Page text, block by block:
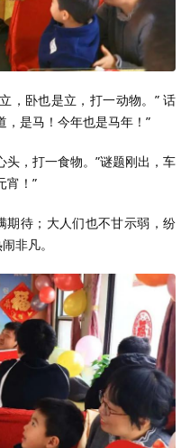
，卧也是立，打一动物。” 话
，是马！今年也是马年！”
头，打一食物。”谜题刚出，车
宵！”
期待；大人们也不甘示弱，纷
非凡。